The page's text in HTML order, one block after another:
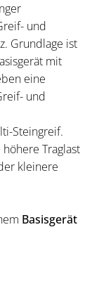
und
Grundlage ist
mit
eine
und
Steingreif.
Traglast
kleinere
Basisgerät